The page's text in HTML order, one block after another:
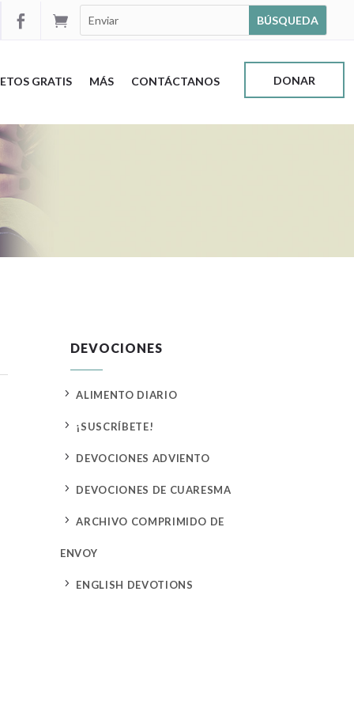


GRATIS MÁS CONTÁCTANOS DONAR
DEVOCIONES
5 ALIMENTO DIARIO
5 ¡SUSCRÍBETE!
5 DEVOCIONES ADVIENTO
5 DEVOCIONES DE CUARESMA
5 ARCHIVO COMPRIMIDO DE
ENVOY
5 ENGLISH DEVOTIONS